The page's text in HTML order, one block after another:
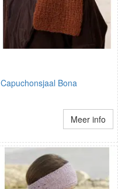
Capuchonsjaal Bona
Meer info